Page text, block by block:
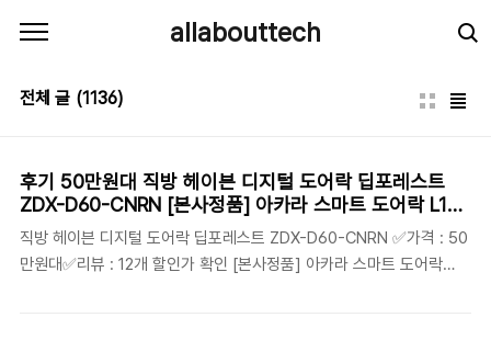
allabouttech
전체 글 (1136)
후기 50만원대 직방 헤이븐 디지털 도어락 딥포레스트
ZDX-D60-CNRN [본사정품] 아카라 스마트 도어락 L100
레버형 (애플 홈킷 삼성 스마트싱스 구글 홈 지원), 고객직
접설치
직방 헤이븐 디지털 도어락 딥포레스트 ZDX-D60-CNRN ✅가격 : 50
만원대✅리뷰 : 12개 할인가 확인 [본사정품] 아카라 스마트 도어락